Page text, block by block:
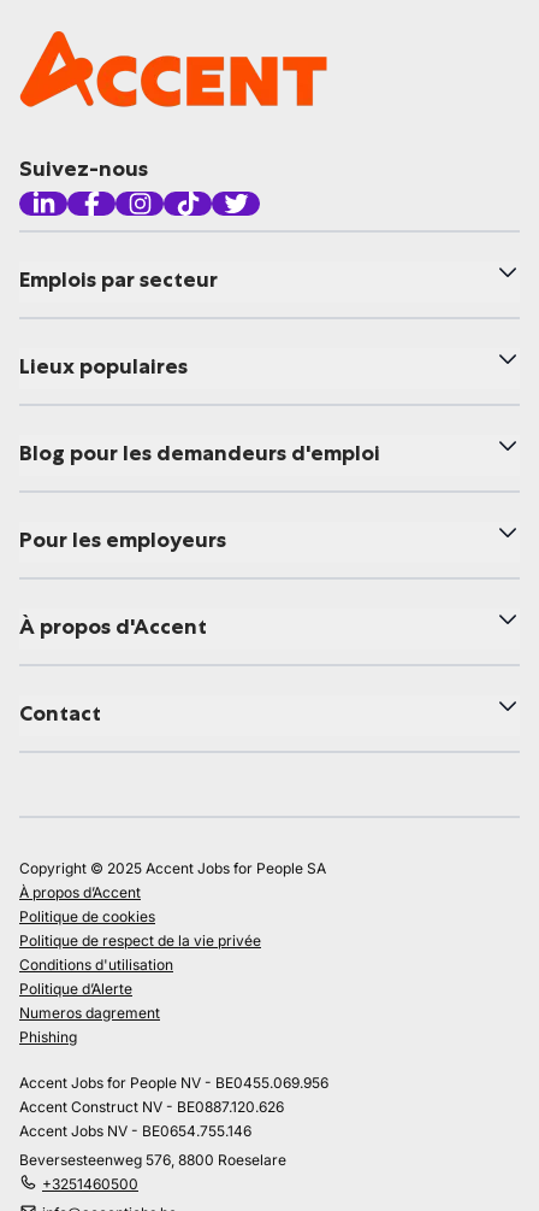
Suivez-nous
Emplois par secteur
Lieux populaires
Blog pour les demandeurs d'emploi
Pour les employeurs
À propos d'Accent
Contact
Copyright © 2025 Accent Jobs for People SA
À propos d’Accent
Politique de cookies
Politique de respect de la vie privée
Conditions d'utilisation
Politique d’Alerte
Numeros dagrement
Phishing
Accent Jobs for People NV - BE0455.069.956
Accent Construct NV - BE0887.120.626
Accent Jobs NV - BE0654.755.146
Beversesteenweg 576, 8800 Roeselare
+3251460500